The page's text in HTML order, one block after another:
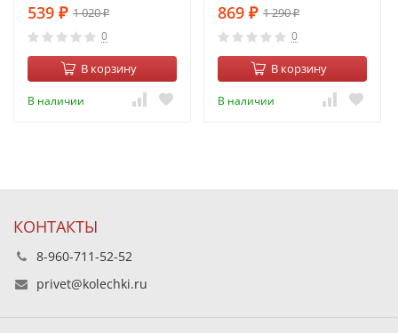
539 ₽ 1 020₽
0
В корзину
В наличии
869 ₽ 1 290₽
0
В корзину
В наличии
КОНТАКТЫ
8-960-711-52-52
privet@kolechki.ru